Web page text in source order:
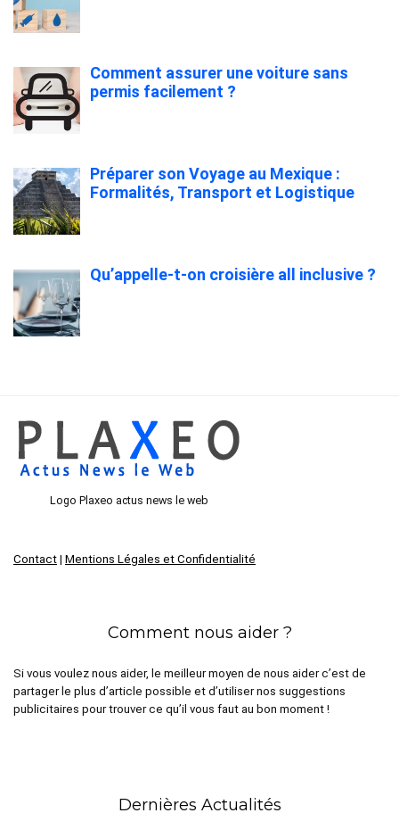
Comment assurer une voiture sans
permis facilement ?
Préparer son Voyage au Mexique :
Formalités, Transport et Logistique
Qu’appelle-t-on croisière all inclusive ?
Logo Plaxeo actus news le web
Contact | Mentions Légales et Confidentialité
Comment nous aider ?
Si vous voulez nous aider, le meilleur moyen de nous aider c’est de
partager le plus d’article possible et d’utiliser nos suggestions
publicitaires pour trouver ce qu’il vous faut au bon moment !
Dernières Actualités